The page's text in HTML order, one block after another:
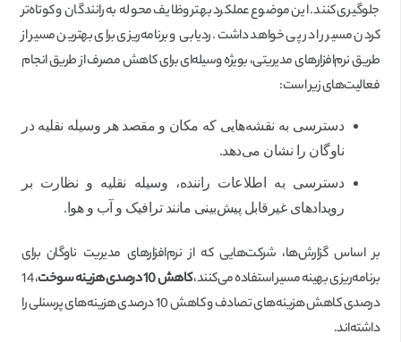
جلوگیری کنند. این موضوع عملکرد بهتر وظایف محوله به رانندگان و کوتاه‌تر
کردن مسیر را در پی خواهد داشت. ردیابی و برنامه‌ریزی برای بهترین مسیر از
طریق نرم‌افزارهای مدیریتی، بویژه وسیله‌ای برای کاهش مصرف از طریق انجام
فعالیت‌های زیر است:
دسترسی به نقشه‌هایی که مکان و مقصد هر وسیله نقلیه در
ناوگان را نشان می‌دهد.
دسترسی به اطلاعات راننده، وسیله نقلیه و نظارت بر
رویدادهای غیرقابل پیش‌بینی مانند ترافیک و آب و هوا.
بر اساس گزارش‌ها، شرکت‌هایی که از نرم‌افزارهای مدیریت ناوگان برای
برنامه‌ریزی بهینه مسیر استفاده می‌کنند،کاهش 10 درصدی هزینه سوخت
، 14
درصدی کاهش هزینه‌های تصادف و کاهش 10 درصدی هزینه‌های پرسنلی را
داشته‌اند.